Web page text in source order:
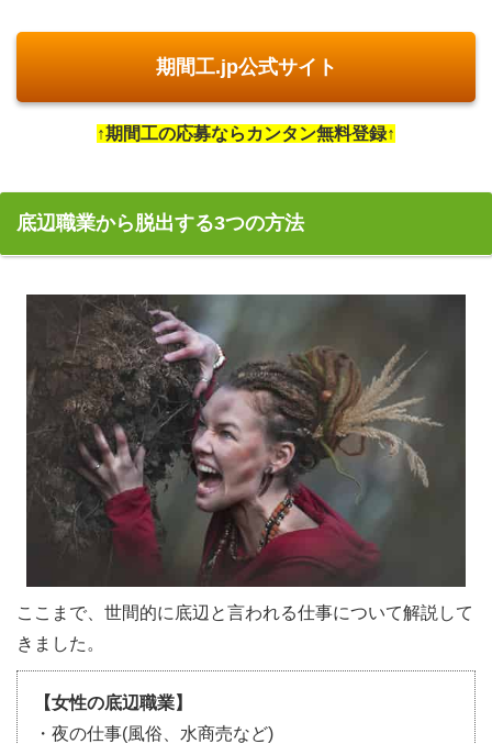
期間工.jp公式サイト
↑期間工の応募ならカンタン無料登録↑
底辺職業から脱出する3つの方法
ここまで、世間的に底辺と言われる仕事について解説して
きました。
【女性の底辺職業】
・夜の仕事(風俗、水商売など)